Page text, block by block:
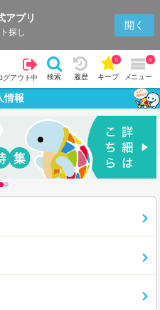
アプリ
探し
開く
グアウト中 検索 履歴 キープ
0
メニュー
0
情報